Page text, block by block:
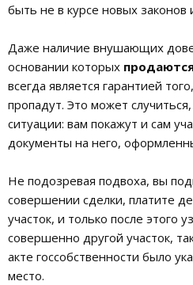
быть не в курсе новых законов
Даже наличие внушающих
основании которых
всегда является гарантией
пропадут. Это может
ситуации: вам покажут и сам
документы на него,
Не подозревая подвоха, вы
совершении сделки, платите
участок, и только после этого
совершенно другой участок,
акте госсобственности было
место.